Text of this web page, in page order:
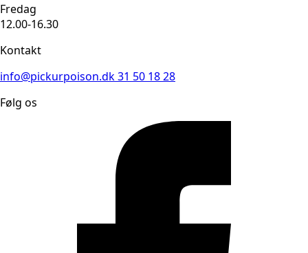
Fredag
12.00-16.30
Kontakt
info@pickurpoison.dk31 50 18 28
Følg os